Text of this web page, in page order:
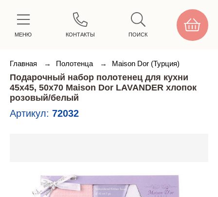
МЕНЮ КОНТАКТЫ ПОИСК
Главная → Полотенца → Maison Dor (Турция)
Подарочный набор полотенец для кухни
45х45, 50х70 Maison Dor LAVANDER хлопок
розовый/белый
Артикул: 72032